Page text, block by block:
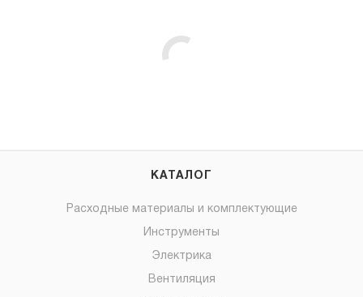
КАТАЛОГ
Расходные материалы и комплектующие
Инструменты
Электрика
Вентиляция